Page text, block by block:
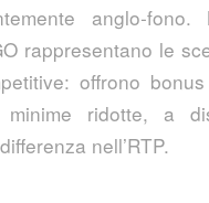
rappresentano le
offrono
minime ridotte, a
nell’RTP.